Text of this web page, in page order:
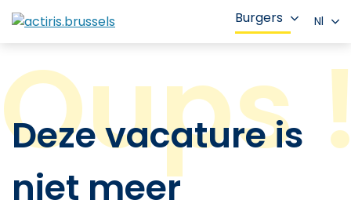
Burgers Nl
Deze vacature is
niet meer